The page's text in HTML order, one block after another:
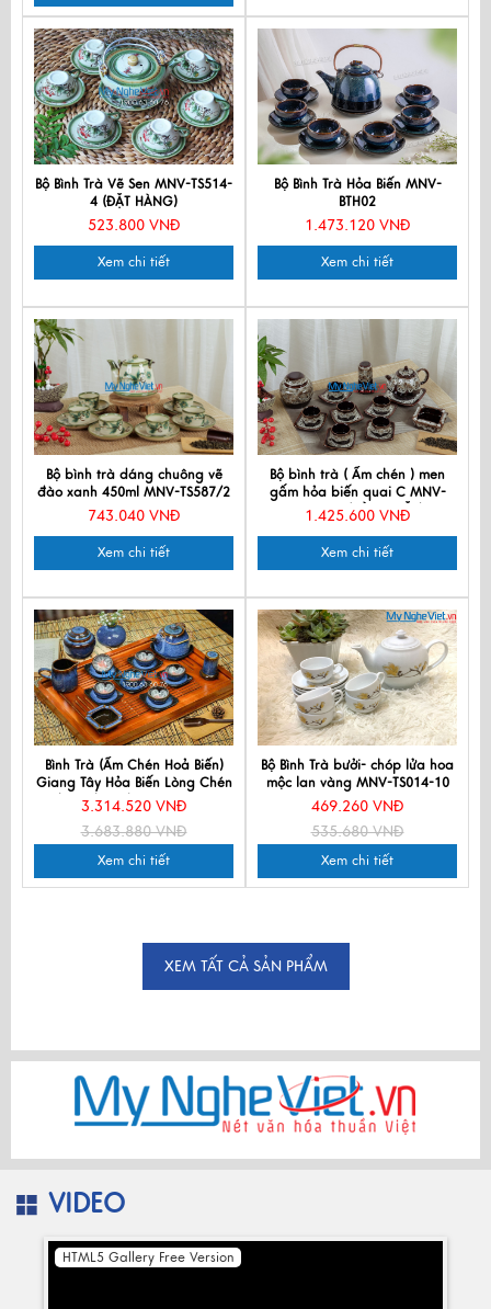
Bộ Bình Trà Vẽ Sen MNV-TS514-
4 (ĐẶT HÀNG)
523.800 VNĐ
Xem chi tiết
Bộ Bình Trà Hỏa Biến MNV-
BTH02
1.473.120 VNĐ
Xem chi tiết
Bộ bình trà dáng chuông vẽ
đào xanh 450ml MNV-TS587/2
743.040 VNĐ
Xem chi tiết
Bộ bình trà ( Ấm chén ) men
gấm hỏa biến quai C MNV-
BTMG05 (HÀNG ĐẶT)
1.425.600 VNĐ
Xem chi tiết
Bình Trà (Ấm Chén Hoả Biến)
Giang Tây Hỏa Biến Lòng Chén
3D kèm Phụ Kiện MNV-PKTS653
3.314.520 VNĐ
3.683.880 VNĐ
Xem chi tiết
Bộ Bình Trà bưởi- chóp lửa hoa
mộc lan vàng MNV-TS014-10
469.260 VNĐ
535.680 VNĐ
Xem chi tiết
XEM TẤT CẢ SẢN PHẨM
VIDEO
HTML5 Gallery Free Version